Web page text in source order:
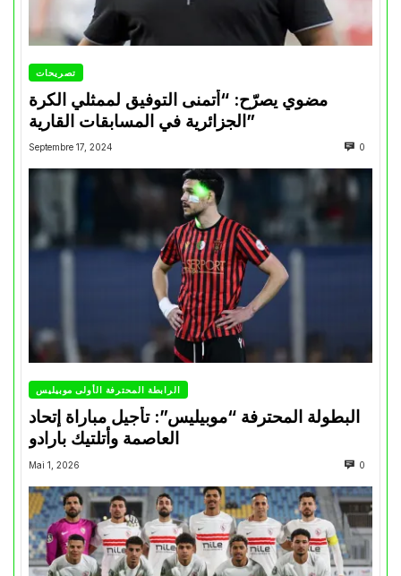
تصريحات
مضوي يصرّح: “أتمنى التوفيق لممثلي الكرة
الجزائرية في المسابقات القارية”
Septembre 17, 2024 0
الرابطة المحترفة الأولى موبيليس
البطولة المحترفة “موبيليس”: تأجيل مباراة إتحاد
العاصمة وأتلتيك بارادو
Mai 1, 2026 0